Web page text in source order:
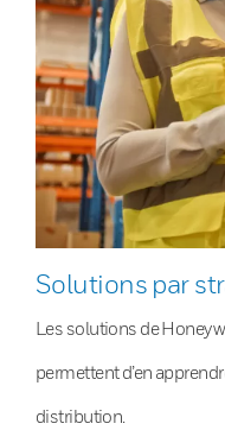
Solutions par
Les solutions de
permettent d’en
distribution.